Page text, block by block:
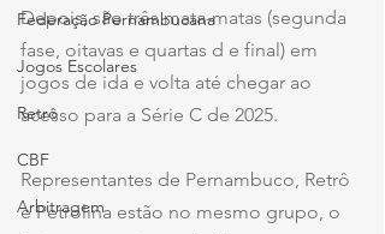
Federação Pernambucana
Jogos Escolares
Retrô
CBF
Arbitragem
Depois, são três mata-matas (segunda
fase, oitavas e quartas d e final) em
jogos de ida e volta até chegar ao
acesso para a Série C de 2025.
Representantes de Pernambuco, Retrô
e Petrolina estão no mesmo grupo, o